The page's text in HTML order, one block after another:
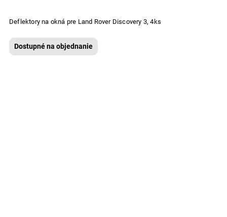
Deflektory na okná pre Land Rover Discovery 3, 4ks
Dostupné na objednanie